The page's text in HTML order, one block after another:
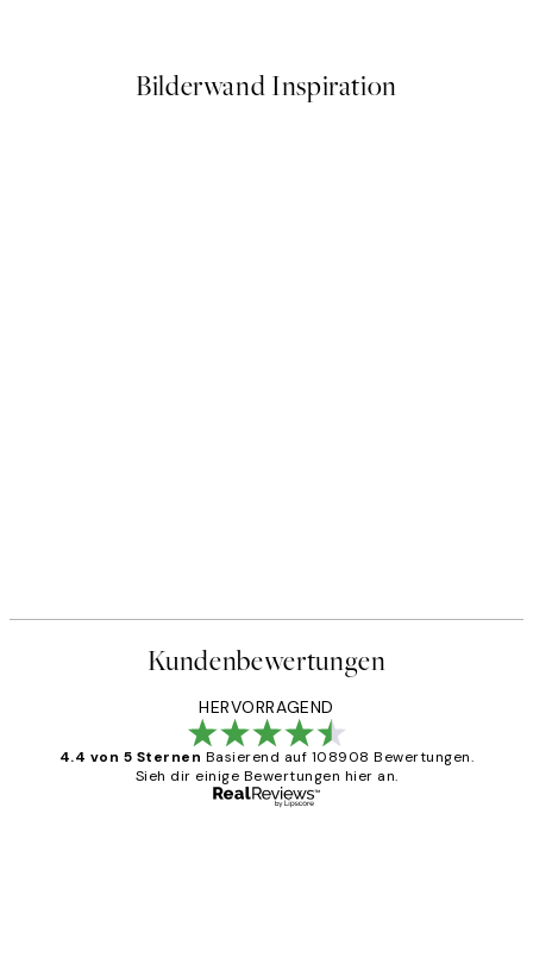
Bilderwand Inspiration
Kundenbewertungen
HERVORRAGEND
4.4 von 5 Sternen Basierend auf 108908 Bewertungen.
Sieh dir einige Bewertungen hier an.